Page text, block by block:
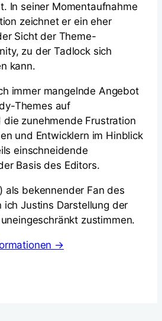
In seiner Momentaufnahme
zeichnet er ein eher
Sicht der Theme-
zu der Tadlock sich
kann.
immer mangelnde Angebot
Themes auf
die zunehmende Frustration
und Entwicklern im Hinblick
einschneidende
Basis des Editors.
als bekennender Fan des
ich Justins Darstellung der
zustimmen.
→